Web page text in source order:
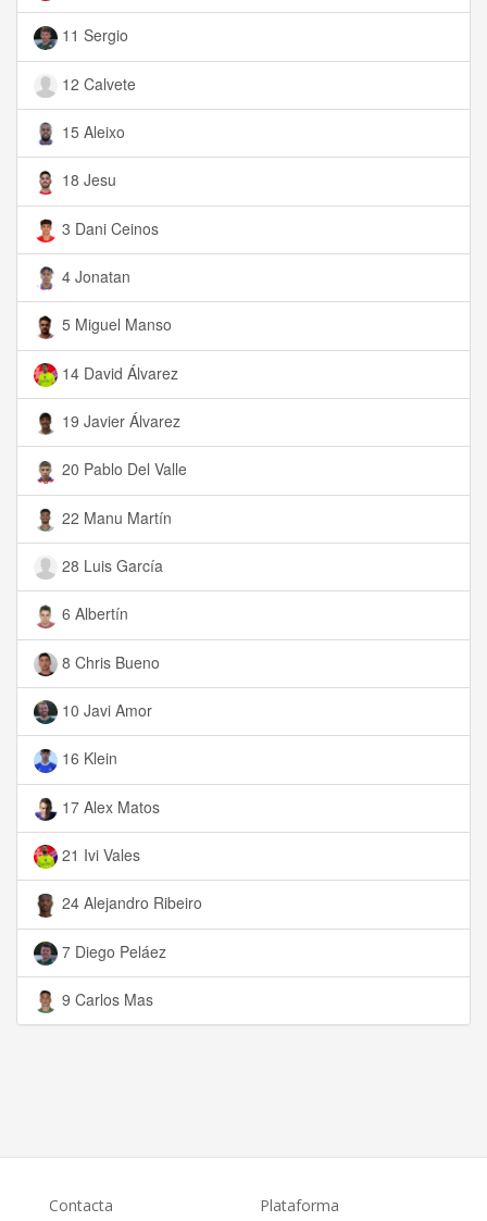
11 Sergio
12 Calvete
15 Aleixo
18 Jesu
3 Dani Ceinos
4 Jonatan
5 Miguel Manso
14 David Álvarez
19 Javier Álvarez
20 Pablo Del Valle
22 Manu Martín
28 Luis García
6 Albertín
8 Chris Bueno
10 Javi Amor
16 Klein
17 Alex Matos
21 Ivi Vales
24 Alejandro Ribeiro
7 Diego Peláez
9 Carlos Mas
Contacta Plataforma